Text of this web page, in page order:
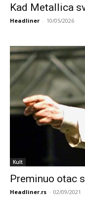
Kad Metallica
Headliner - 10/05/2026
Kult
Preminuo otac
Headliner.rs - 02/09/2021